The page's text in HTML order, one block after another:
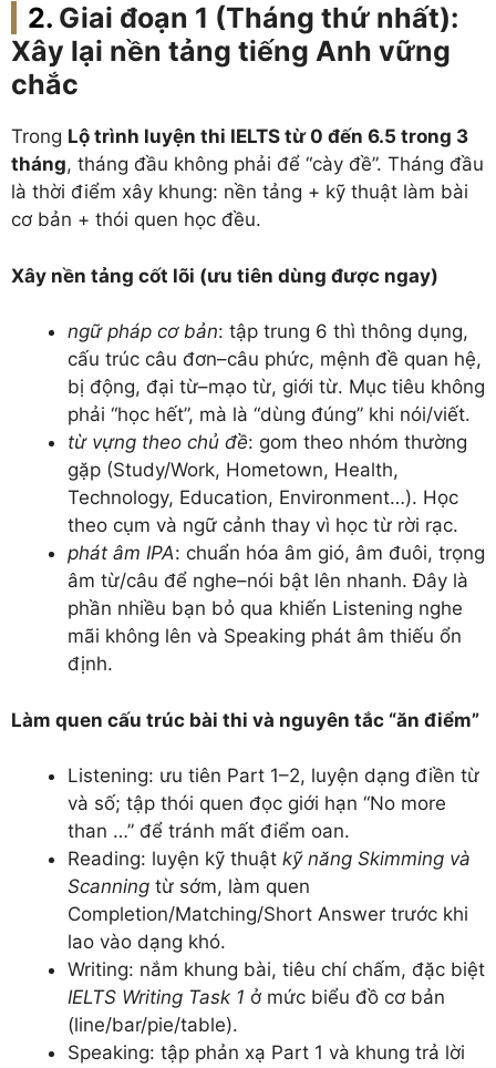
Giai đoạn 1 (Tháng thứ nhất):
Xây lại nền tảng tiếng Anh vững
chắc
Trong Lộ trình luyện thi IELTS từ 0 đến 6.5 trong 3
tháng, tháng đầu không phải để “cày đề”. Tháng đầu
là thời điểm xây khung: nền tảng + kỹ thuật làm bài
cơ bản + thói quen học đều.
Xây nền tảng cốt lõi (ưu tiên dùng được ngay)
ngữ pháp cơ bản: tập trung 6 thì thông dụng,
cấu trúc câu đơn–câu phức, mệnh đề quan hệ,
bị động, đại từ–mạo từ, giới từ. Mục tiêu không
phải “học hết”, mà là “dùng đúng” khi nói/viết.
từ vựng theo chủ đề: gom theo nhóm thường
gặp (Study/Work, Hometown, Health,
Technology, Education, Environment…). Học
theo cụm và ngữ cảnh thay vì học từ rời rạc.
phát âm IPA: chuẩn hóa âm gió, âm đuôi, trọng
âm từ/câu để nghe–nói bật lên nhanh. Đây là
phần nhiều bạn bỏ qua khiến Listening nghe
mãi không lên và Speaking phát âm thiếu ổn
định.
Làm quen cấu trúc bài thi và nguyên tắc “ăn điểm”
Listening: ưu tiên Part 1–2, luyện dạng điền từ
và số; tập thói quen đọc giới hạn “No more
than …” để tránh mất điểm oan.
Reading: luyện kỹ thuật kỹ năng Skimming và
Scanning từ sớm, làm quen
Completion/Matching/Short Answer trước khi
lao vào dạng khó.
Writing: nắm khung bài, tiêu chí chấm, đặc biệt
IELTS Writing Task 1 ở mức biểu đồ cơ bản
(line/bar/pie/table).
Speaking: tập phản xạ Part 1 và khung trả lời